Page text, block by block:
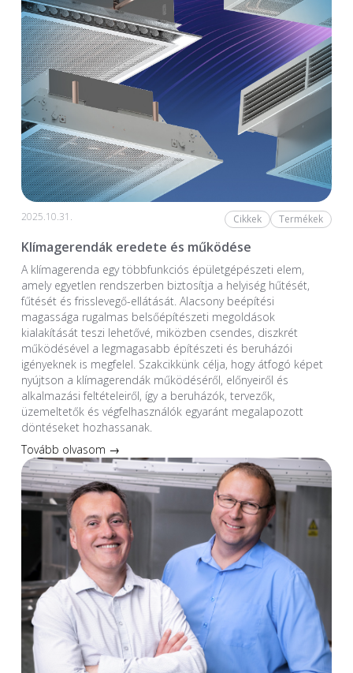
2025.10.31. Cikkek Termékek
Klímagerendák eredete és működése
A klímagerenda egy többfunkciós épületgépészeti elem,
amely egyetlen rendszerben biztosítja a helyiség hűtését,
fűtését és frisslevegő-ellátását. Alacsony beépítési
magassága rugalmas belsőépítészeti megoldások
kialakítását teszi lehetővé, miközben csendes, diszkrét
működésével a legmagasabb építészeti és beruházói
igényeknek is megfelel. Szakcikkünk célja, hogy átfogó képet
nyújtson a klímagerendák működéséről, előnyeiről és
alkalmazási feltételeiről, így a beruházók, tervezők,
üzemeltetők és végfelhasználók egyaránt megalapozott
döntéseket hozhassanak.
Tovább olvasom →